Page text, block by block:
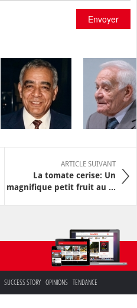
Envoyer
ARTICLE SUIVANT
La tomate cerise: Un
magnifique petit fruit au ...
SUCCESS STORY OPINIONS TENDANCE